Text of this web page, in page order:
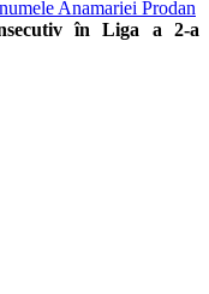
Anamariei Prodan
în Liga a 2-a